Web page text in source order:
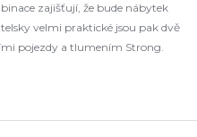
zajišťují, že bude nábytek
velmi praktické jsou pak dvě
pojezdy a tlumením Strong.